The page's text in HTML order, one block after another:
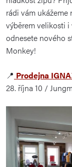
rádi vám
výběrem velikosti i
odnesete nového
Monkey!
📍 Prodejna
28. října 10 /